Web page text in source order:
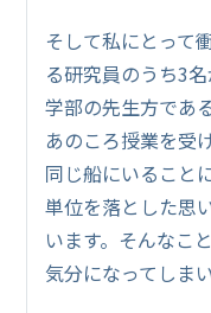
そして私にとって
る研究員のうち3
学部の先生方であ
あのころ授業を受
同じ船にいること
単位を落とした思
います。そんなこ
気分になってしま